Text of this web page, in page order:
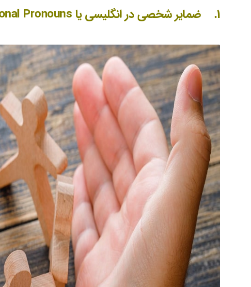
1. ضمایر شخصی در انگلیسی یا Personal Pronouns